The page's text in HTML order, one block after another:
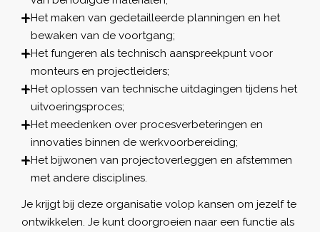
Het maken van gedetailleerde planningen en het
bewaken van de voortgang;
Het fungeren als technisch aanspreekpunt voor
monteurs en projectleiders;
Het oplossen van technische uitdagingen tijdens het
uitvoeringsproces;
Het meedenken over procesverbeteringen en
innovaties binnen de werkvoorbereiding;
Het bijwonen van projectoverleggen en afstemmen
met andere disciplines.
Je krijgt bij deze organisatie volop kansen om jezelf te
ontwikkelen. Je kunt doorgroeien naar een functie als